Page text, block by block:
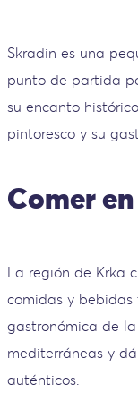
Skradin es una
punto de partida
su encanto
pintoresco y su
Comer
La región de Krka
comidas y
gastronómica de
mediterráneas y
auténticos.